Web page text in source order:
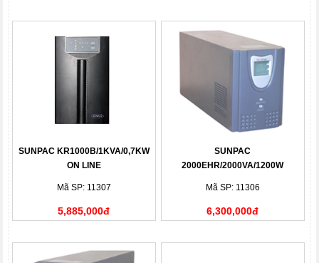
SUNPAC KR1000B/1KVA/0,7KW
ON LINE
Mã SP: 11307
5,885,000đ
SUNPAC
2000EHR/2000VA/1200W
Mã SP: 11306
6,300,000đ